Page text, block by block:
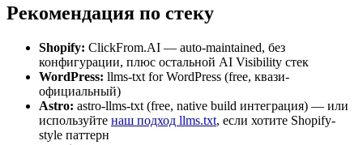
Рекомендация по стеку
Shopify: ClickFrom.AI — auto-maintained, без
конфигурации, плюс остальной AI Visibility стек
WordPress: llms-txt for WordPress (free, квази-
официальный)
Astro: astro-llms-txt (free, native build интеграция) — или
используйте наш подход llms.txt, если хотите Shopify-
style паттерн